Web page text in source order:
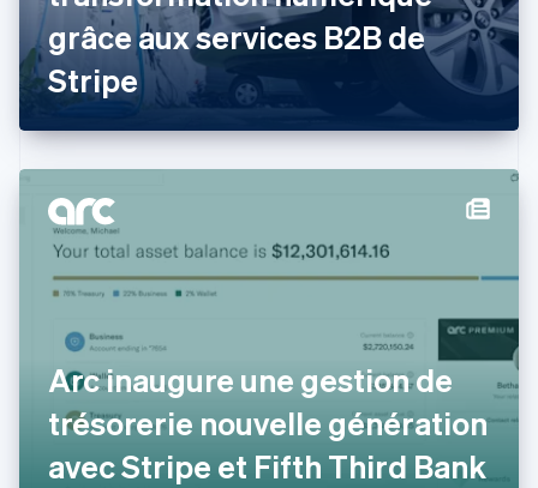
grâce aux services B2B de
Stripe
Arc inaugure une gestion de
trésorerie nouvelle génération
avec Stripe et Fifth Third Bank
Émirats arabes unis
English
Espagne
EspañolEnglish
English
États-Unis
Finlande
English
France
FrançaisEnglish
English
Grèce
English
English
English